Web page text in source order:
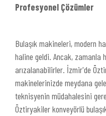
Profesyonel Çözümler
Bulaşık makineleri, modern
haline geldi. Ancak, zamanla
arızalanabilirler. İzmir'de
makinelerinizde meydana
teknisyenin müdahalesini
Öztiryakiler konveyörlü